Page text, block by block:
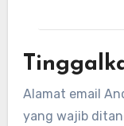
Alamat email
yang wajib